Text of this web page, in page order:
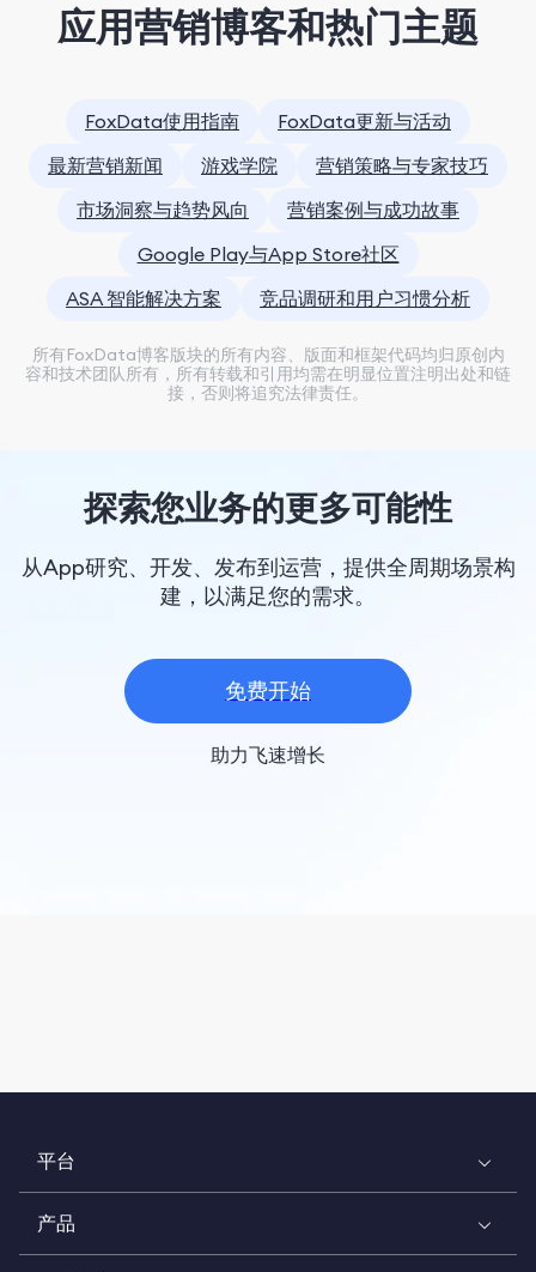
应用营销博客和热门主题
FoxData使用指南
FoxData更新与活动
最新营销新闻
游戏学院
营销策略与专家技巧
市场洞察与趋势风向
营销案例与成功故事
Google Play与App Store社区
ASA 智能解决方案
竞品调研和用户习惯分析
所有FoxData博客版块的所有内容、版面和框架代码均归原创内
容和技术团队所有，所有转载和引用均需在明显位置注明出处和链
接，否则将追究法律责任。
探索您业务的更多可能性
从App研究、开发、发布到运营，提供全周期场景构
建，以满足您的需求。
免费开始
助力飞速增长
平台
产品